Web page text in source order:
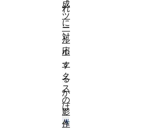
れ
に
対
応
す
る
か
は
w
成
ツ
ー
ル
ボ
ッ
ク
ス
の
影
作